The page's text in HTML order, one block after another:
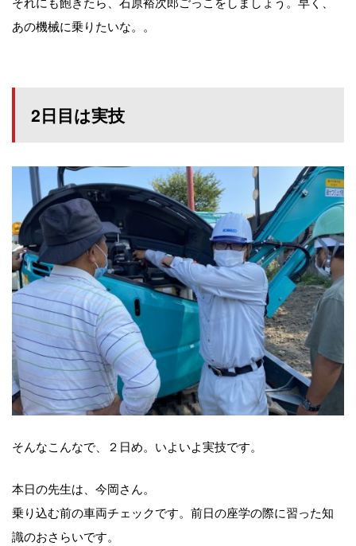
あの機械に乗りたいな。。
2日目は実技
そんなこんなで、２日め。いよいよ実技です。
本日の先生は、今岡さん。
乗り込む前の車両チェックです。前日の座学の際に習った知
識のおさらいです。